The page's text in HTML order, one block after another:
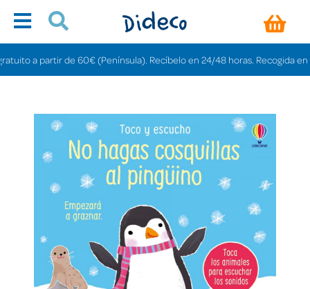
a partir de 60€ (Península). Recíbelo en 24/48 horas. Recogida en